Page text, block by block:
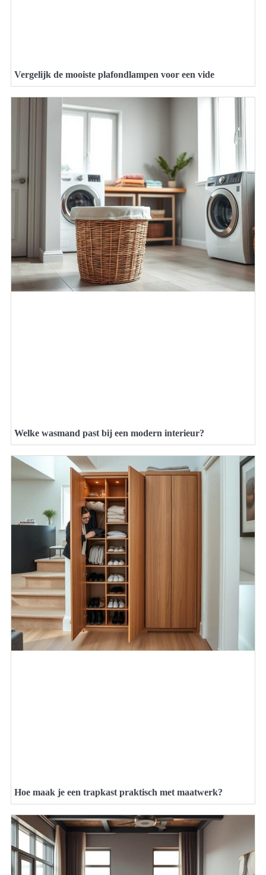
Vergelijk de mooiste plafondlampen voor een vide
Welke wasmand past bij een modern interieur?
Hoe maak je een trapkast praktisch met maatwerk?